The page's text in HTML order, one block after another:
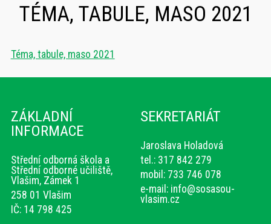
TÉMA, TABULE, MASO 2021
Téma, tabule, maso 2021
ZÁKLADNÍ
INFORMACE
Střední odborná škola a
Střední odborné učiliště,
Vlašim, Zámek 1
258 01 Vlašim
IČ: 14 798 425
SEKRETARIÁT
Jaroslava Holadová
tel.: 317 842 279
mobil: 733 746 078
e-mail: info@sosasou-
vlasim.cz